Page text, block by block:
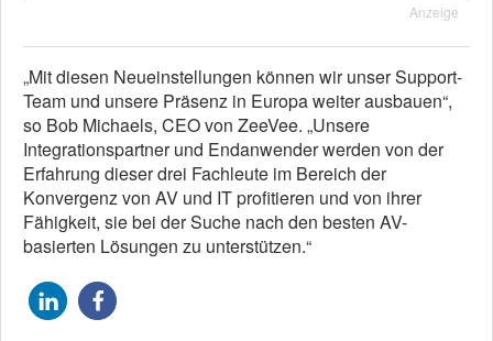
Anzeige
„Mit diesen Neueinstellungen können wir unser Support-
Team und unsere Präsenz in Europa weiter ausbauen“,
so Bob Michaels, CEO von ZeeVee. „Unsere
Integrationspartner und Endanwender werden von der
Erfahrung dieser drei Fachleute im Bereich der
Konvergenz von AV und IT profitieren und von ihrer
Fähigkeit, sie bei der Suche nach den besten AV-
basierten Lösungen zu unterstützen.“